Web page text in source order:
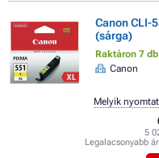
Canon CLI-
(sárga)
Raktáron 7 db
Canon
5
Legalacsonyabb
Melyik